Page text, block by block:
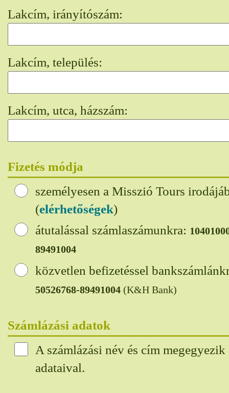
Lakcím, irányítószám:
Lakcím, település:
Lakcím, utca, házszám:
Fizetés módja
személyesen a Misszió Tours
(elérhetőségek)
átutalással számlaszámunkra:
89491004
közvetlen befizetéssel
50526768-89491004 (K&H Bank)
Számlázási adatok
A számlázási név és cím
adataival.